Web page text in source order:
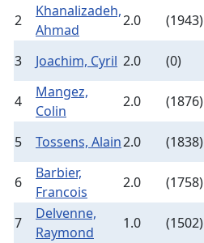
2
Khanalizadeh,
Ahmad
2.0 (1943)
3 Joachim, Cyril 2.0 (0)
4
Mangez,
Colin
2.0 (1876)
5 Tossens, Alain2.0 (1838)
6
Barbier,
Francois
2.0 (1758)
7
Delvenne,
Raymond
1.0 (1502)